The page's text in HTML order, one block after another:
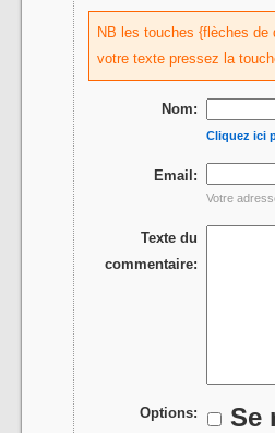
NB les touches {flèches
votre texte pressez la
Nom:
Cliquez ici
Email:
Votre
Texte du
commentaire:
Options: Se